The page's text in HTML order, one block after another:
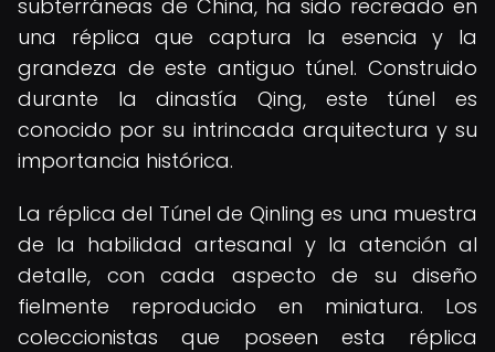
subterráneas de China, ha sido recreado en
una réplica que captura la esencia y la
grandeza de este antiguo túnel. Construido
durante la dinastía Qing, este túnel es
conocido por su intrincada arquitectura y su
importancia histórica.
La réplica del Túnel de Qinling es una muestra
de la habilidad artesanal y la atención al
detalle, con cada aspecto de su diseño
fielmente reproducido en miniatura. Los
coleccionistas que poseen esta réplica